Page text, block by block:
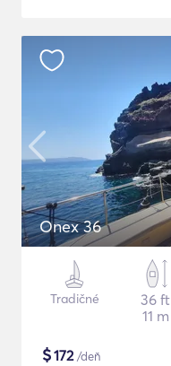
Onex 36
Tradičné
36 ft
11 m
$172/deň